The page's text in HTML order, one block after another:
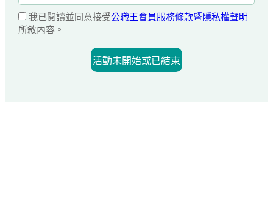
我已閱讀並同意接受公職王會員服務條款暨隱私權聲明
所敘內容。
活動未開始或已結束